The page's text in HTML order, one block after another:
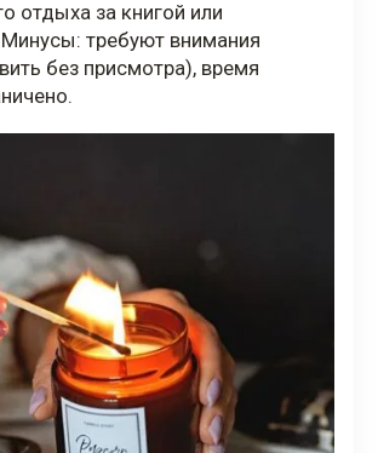
отдыха за книгой или
требуют внимания
без присмотра), время